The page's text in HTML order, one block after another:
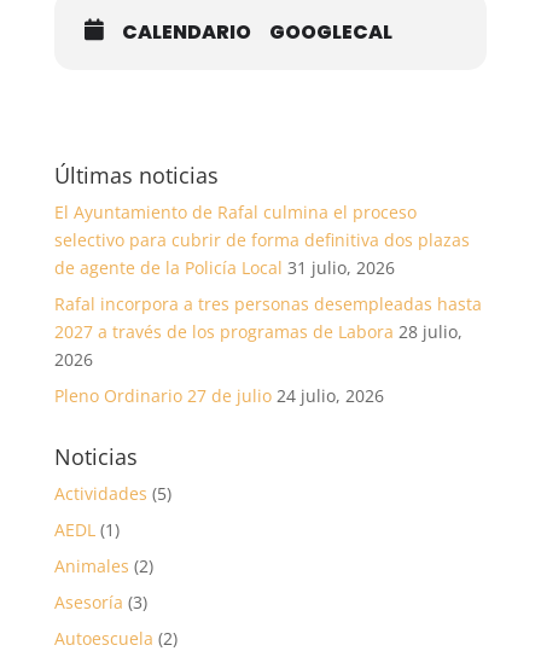
CALENDARIO GOOGLECAL
Últimas noticias
El Ayuntamiento de Rafal culmina el proceso
selectivo para cubrir de forma definitiva dos plazas
de agente de la Policía Local 31 julio, 2026
Rafal incorpora a tres personas desempleadas hasta
2027 a través de los programas de Labora 28 julio,
2026
Pleno Ordinario 27 de julio 24 julio, 2026
Noticias
Actividades (5)
AEDL (1)
Animales (2)
Asesoría (3)
Autoescuela (2)